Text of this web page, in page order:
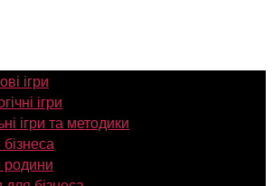
ігри
ігри
ігри та методики
бізнеса
родини